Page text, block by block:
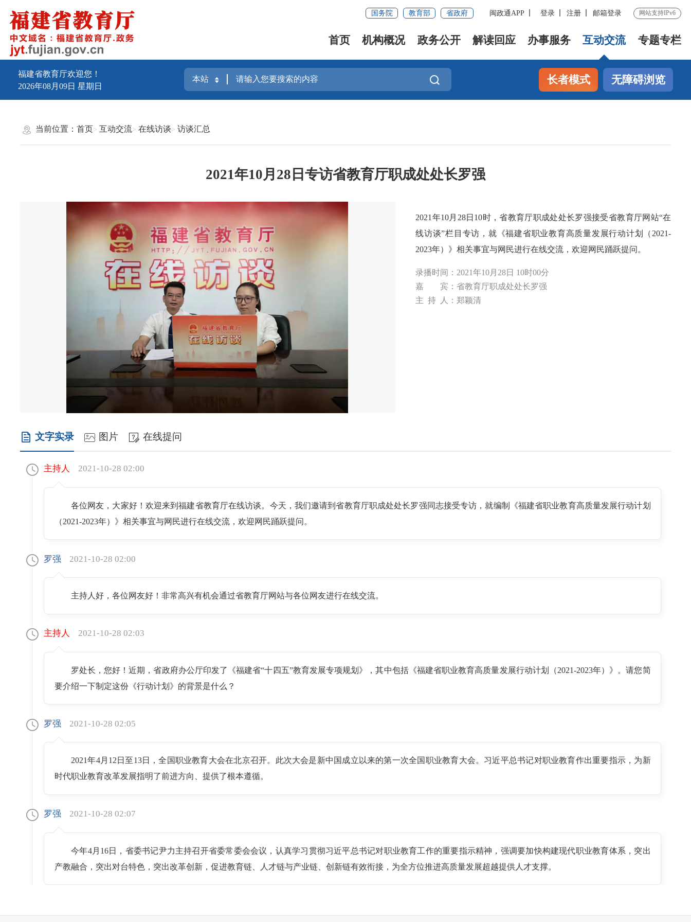
国务院 教育部 省政府 闽政通APP 登录 注册 邮箱登录 网站支持IPv6
首页 机构概况 政务公开 解读回应 办事服务 互动交流 专题专栏
福建省教育厅欢迎您！
2026年08月09日 星期日
长者模式 无障碍浏览
当前位置：首页 互动交流 在线访谈 访谈汇总
2021年10月28日专访省教育厅职成处处长罗强
2021年10月28日10时，省教育厅职成处处长罗强接受省教育厅网站“在
线访谈”栏目专访，就《福建省职业教育高质量发展行动计划（2021-
2023年）》相关事宜与网民进行在线交流，欢迎网民踊跃提问。
录播时间：2021年10月28日 10时00分
嘉 宾：省教育厅职成处处长罗强
主 持 人：郑颖清
文字实录 图片 在线提问
主持人 2021-10-28 02:00
各位网友，大家好！欢迎来到福建省教育厅在线访谈。今天，我们邀请到省教育厅职成处处长罗强同志接受专访，就编制《福建省职业教育高质量发展行动计划
（2021-2023年）》相关事宜与网民进行在线交流，欢迎网民踊跃提问。
罗强 2021-10-28 02:00
主持人好，各位网友好！非常高兴有机会通过省教育厅网站与各位网友进行在线交流。
主持人 2021-10-28 02:03
罗处长，您好！近期，省政府办公厅印发了《福建省“十四五”教育发展专项规划》，其中包括《福建省职业教育高质量发展行动计划（2021-2023年）》。请您简
要介绍一下制定这份《行动计划》的背景是什么？
罗强 2021-10-28 02:05
2021年4月12日至13日，全国职业教育大会在北京召开。此次大会是新中国成立以来的第一次全国职业教育大会。习近平总书记对职业教育作出重要指示，为新
时代职业教育改革发展指明了前进方向、提供了根本遵循。
罗强 2021-10-28 02:07
今年4月16日，省委书记尹力主持召开省委常委会会议，认真学习贯彻习近平总书记对职业教育工作的重要指示精神，强调要加快构建现代职业教育体系，突出
产教融合，突出对台特色，突出改革创新，促进教育链、人才链与产业链、创新链有效衔接，为全方位推进高质量发展超越提供人才支撑。